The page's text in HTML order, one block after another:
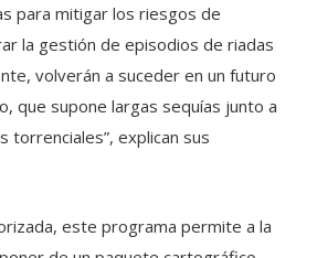
para mitigar los riesgos de
la gestión de episodios de riadas
volverán a suceder en un futuro
que supone largas sequías junto a
torrenciales”, explican sus
este programa permite a la